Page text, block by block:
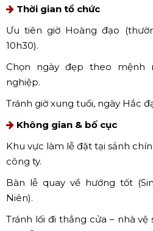
Thời gian tổ chức
Ưu tiên giờ Hoàng đạo
10h30).
Chọn ngày đẹp theo mệnh
nghiệp.
Tránh giờ xung tuổi, ngày Hắc
Không gian & bố cục
Khu vực làm lễ đặt tại sảnh
công ty.
Bàn lễ quay về hướng tốt
Niên).
Tránh lối đi thẳng cửa – nhà vệ